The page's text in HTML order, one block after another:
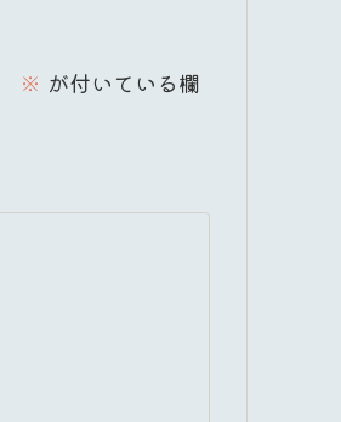
※ が付いている欄